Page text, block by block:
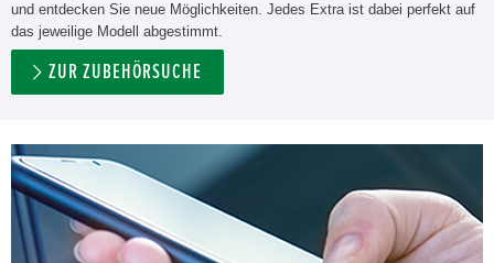
und entdecken Sie neue Möglichkeiten. Jedes Extra ist dabei perfekt auf
das jeweilige Modell abgestimmt.
ZUR ZUBEHÖRSUCHE